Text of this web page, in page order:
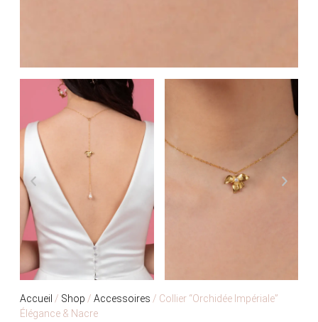
Accueil / Shop / Accessoires / Collier “Orchidée Impériale”
Élégance & Nacre